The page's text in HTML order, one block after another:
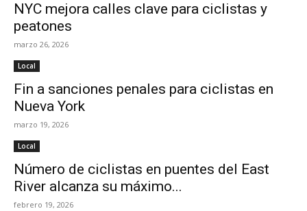
NYC mejora calles clave para ciclistas y
peatones
marzo 26, 2026
Local
Fin a sanciones penales para ciclistas en
Nueva York
marzo 19, 2026
Local
Número de ciclistas en puentes del East
River alcanza su máximo...
febrero 19, 2026